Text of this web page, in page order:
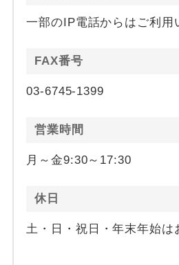
一部のIP電話からはご利用
FAX番号
03-6745-1399
営業時間
月～金9:30～17:30
休日
土・日・祝日・年末年始は